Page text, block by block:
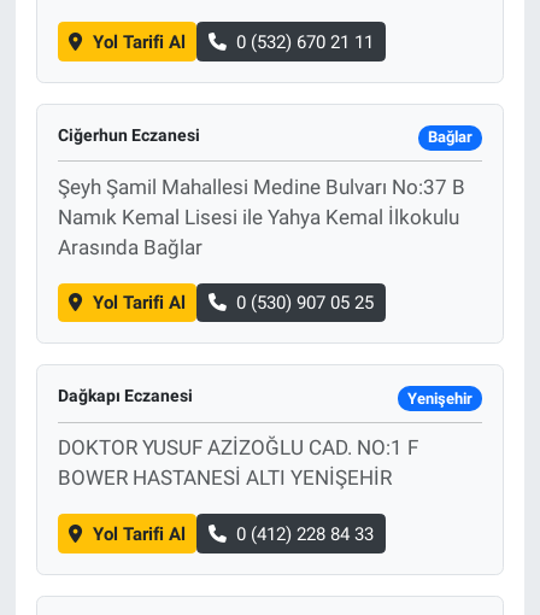
Yol Tarifi Al 0 (532) 670 21 11
Ciğerhun Eczanesi Bağlar
Şeyh Şamil Mahallesi Medine Bulvarı No:37 B
Namık Kemal Lisesi ile Yahya Kemal İlkokulu
Arasında Bağlar
Yol Tarifi Al 0 (530) 907 05 25
Dağkapı Eczanesi Yenişehir
DOKTOR YUSUF AZİZOĞLU CAD. NO:1 F
BOWER HASTANESİ ALTI YENİŞEHİR
Yol Tarifi Al 0 (412) 228 84 33